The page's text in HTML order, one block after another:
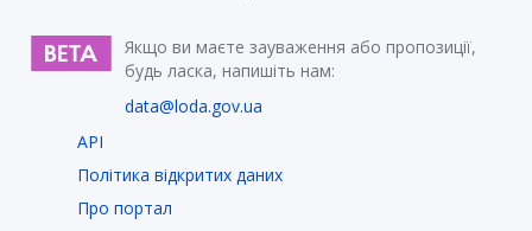
Якщо ви маєте зауваження або пропозиції,
будь ласка, напишіть нам:
data@loda.gov.ua
API
Політика відкритих даних
Про портал